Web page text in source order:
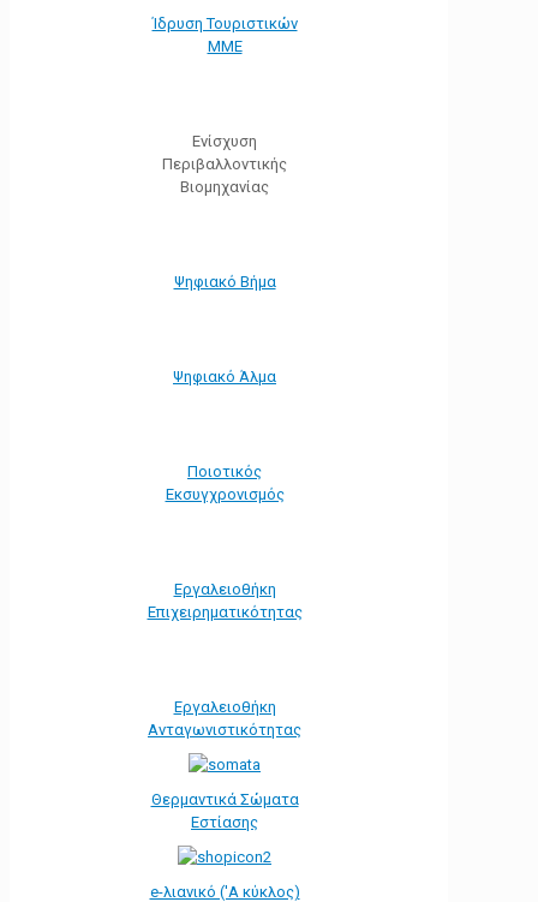
Ίδρυση Τουριστικών
ΜΜΕ
Ενίσχυση
Περιβαλλοντικής
Βιομηχανίας
Ψηφιακό Βήμα
Ψηφιακό Άλμα
Ποιοτικός
Εκσυγχρονισμός
Εργαλειοθήκη
Eπιχειρηματικότητας
Εργαλειοθήκη
Ανταγωνιστικότητας
Θερμαντικά Σώματα
Εστίασης
e-λιανικό ('Α κύκλος)